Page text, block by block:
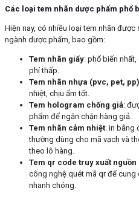
Các loại tem nhãn dược phẩm phổ
Hiện nay, có nhiều loại tem nhãn
ngành dược phẩm, bao gồm:
Tem nhãn giấy: phổ biến
phí thấp.
Tem nhãn nhựa (pvc, pet, pp)
nhiệt, chịu ẩm tốt.
Tem hologram chống giả:
phẩm để ngăn chặn hàng giả.
Tem nhãn cảm nhiệt: in bằng
thường dùng cho mã vạch và
theo lô hàng.
Tem qr code truy xuất nguồn
công nghệ quét mã qr để cung
nhanh chóng.